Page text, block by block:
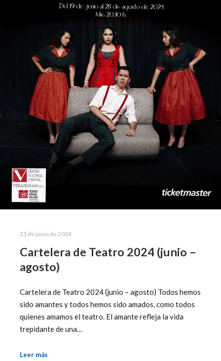
21 de junio de 2024
Cartelera de Teatro 2024 (junio –
agosto)
Cartelera de Teatro 2024 (junio – agosto) Todos hemos
sido amantes y todos hemos sido amados, como todos
quienes amamos el teatro. El amante refleja la vida
trepidante de una…
Leer más